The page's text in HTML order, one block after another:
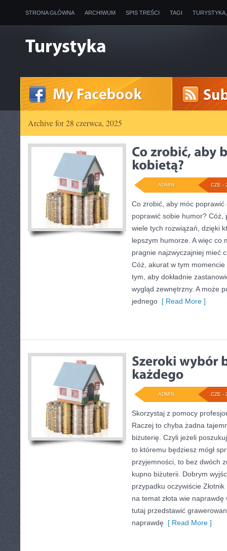
STRONA GŁÓWNA ARCHIWUM SPIS TREŚCI TAGI
Archive for 28 czerwca, 2025
CZE -
ADMIN
Co zrobić, aby móc
poprawić sobie humor? Cóż,
wiele tych rozwiązań, dzięki
lepszym humorze. A więc co
pragnie najzwyczajniej mieć
Cóż, akurat w tym
tym, aby dokładnie
wygląd zewnętrzny. A może
jednego [ Read More ]
CZE -
ADMIN
Skorzystaj z pomocy
Raczej to chyba żadna
biżuterię. Czyli jeżeli
to któremu będziesz mógł
przyjemności, to bez dwóch
kupno biżuterii. Dobrym
przypadku oczywiście
na temat złota wie
tutaj przedstawić
naprawdę [ Read More ]